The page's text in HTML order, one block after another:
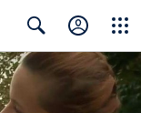
Search Close